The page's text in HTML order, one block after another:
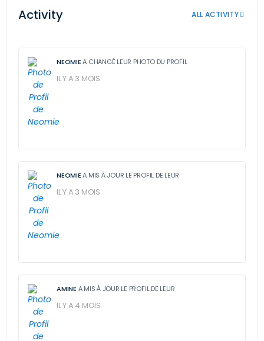
Activity ALL ACTIVITY
NEOMIEA CHANGÉ LEUR PHOTO DU PROFIL
IL Y A 3 MOIS
NEOMIEA MIS À JOUR LE PROFIL DE LEUR
IL Y A 3 MOIS
AMINE A MIS À JOUR LE PROFIL DE LEUR
IL Y A 4 MOIS